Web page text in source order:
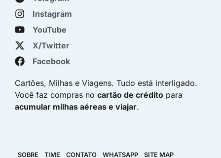
Instagram
YouTube
X/Twitter
Facebook
Cartões, Milhas e Viagens. Tudo está interligado.
Você faz compras no cartão de crédito para
acumular milhas aéreas e viajar.
SOBRE TIME CONTATO WHATSAPP SITE MAP